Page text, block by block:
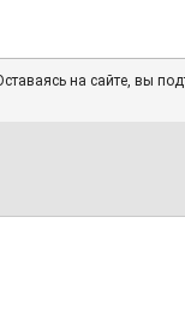
на сайте, вы